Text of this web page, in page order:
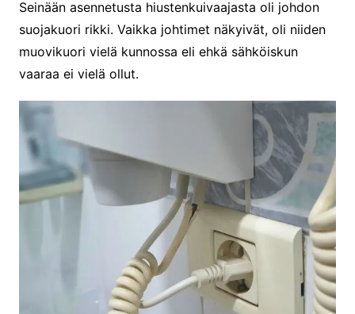
Seinään asennetusta hiustenkuivaajasta oli johdon
suojakuori rikki. Vaikka johtimet näkyivät, oli niiden
muovikuori vielä kunnossa eli ehkä sähköiskun
vaaraa ei vielä ollut.